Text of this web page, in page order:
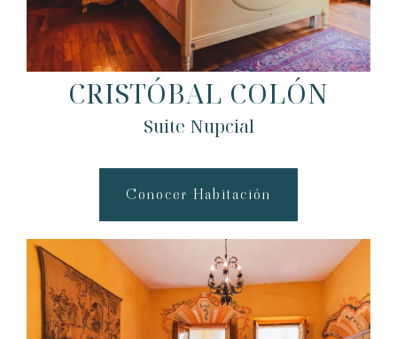
CRISTÓBAL COLÓN
Suite Nupcial
Conocer Habitación